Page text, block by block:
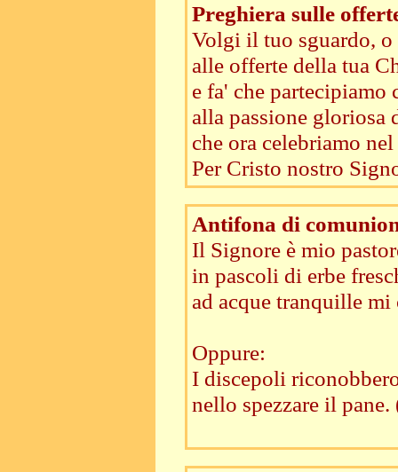
Preghiera sulle
Volgi il tuo sguardo, o
alle offerte della tua
e fa' che partecipiamo
alla passione gloriosa
che ora celebriamo
Per Cristo nostro
Antifona di
Il Signore è mio
in pascoli di erbe
ad acque tranquille
Oppure:
I discepoli
nello spezzare il